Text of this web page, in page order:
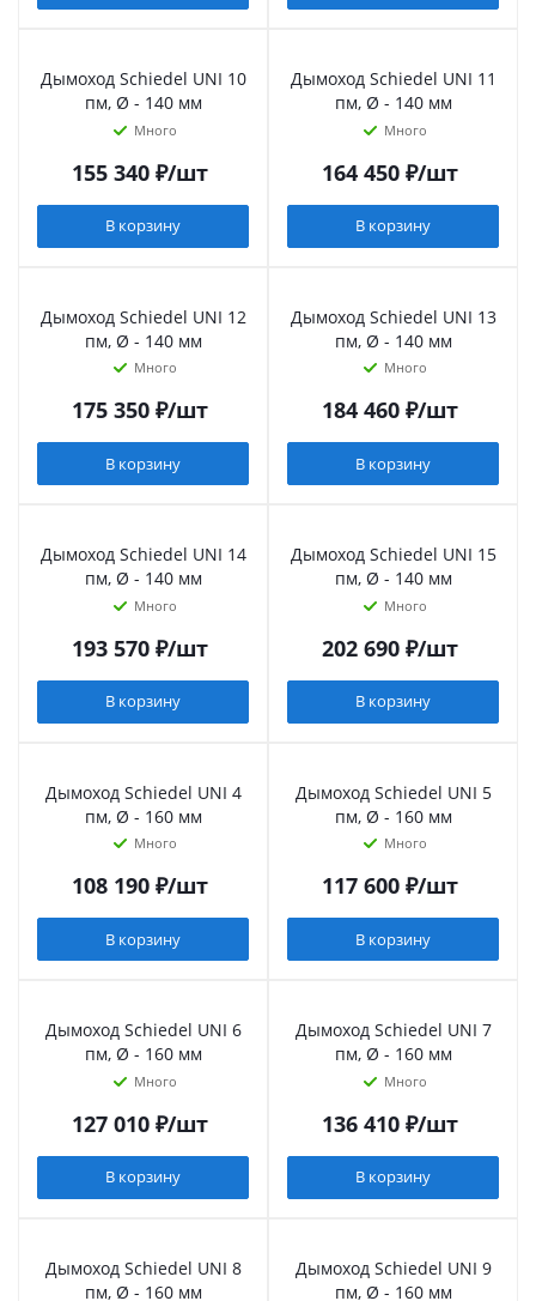
Дымоход Schiedel UNI 10
пм, Ø - 140 мм
Много
155 340₽/шт
В корзину
Дымоход Schiedel UNI 11
пм, Ø - 140 мм
Много
164 450₽/шт
В корзину
Дымоход Schiedel UNI 12
пм, Ø - 140 мм
Много
175 350₽/шт
В корзину
Дымоход Schiedel UNI 13
пм, Ø - 140 мм
Много
184 460₽/шт
В корзину
Дымоход Schiedel UNI 14
пм, Ø - 140 мм
Много
193 570₽/шт
В корзину
Дымоход Schiedel UNI 15
пм, Ø - 140 мм
Много
202 690₽/шт
В корзину
Дымоход Schiedel UNI 4
пм, Ø - 160 мм
Много
108 190₽/шт
В корзину
Дымоход Schiedel UNI 5
пм, Ø - 160 мм
Много
117 600₽/шт
В корзину
Дымоход Schiedel UNI 6
пм, Ø - 160 мм
Много
127 010₽/шт
В корзину
Дымоход Schiedel UNI 7
пм, Ø - 160 мм
Много
136 410₽/шт
В корзину
Дымоход Schiedel UNI 8
пм, Ø - 160 мм
Дымоход Schiedel UNI 9
пм, Ø - 160 мм